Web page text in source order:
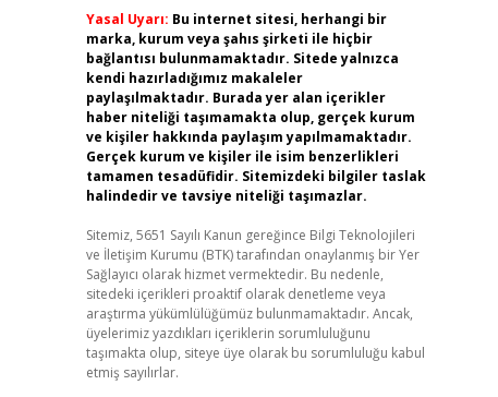
Yasal Uyarı: Bu internet sitesi, herhangi bir
marka, kurum veya şahıs şirketi ile hiçbir
bağlantısı bulunmamaktadır. Sitede yalnızca
kendi hazırladığımız makaleler
paylaşılmaktadır. Burada yer alan içerikler
haber niteliği taşımamakta olup, gerçek kurum
ve kişiler hakkında paylaşım yapılmamaktadır.
Gerçek kurum ve kişiler ile isim benzerlikleri
tamamen tesadüfidir. Sitemizdeki bilgiler taslak
halindedir ve tavsiye niteliği taşımazlar.
Sitemiz, 5651 Sayılı Kanun gereğince Bilgi Teknolojileri
ve İletişim Kurumu (BTK) tarafından onaylanmış bir Yer
Sağlayıcı olarak hizmet vermektedir. Bu nedenle,
sitedeki içerikleri proaktif olarak denetleme veya
araştırma yükümlülüğümüz bulunmamaktadır. Ancak,
üyelerimiz yazdıkları içeriklerin sorumluluğunu
taşımakta olup, siteye üye olarak bu sorumluluğu kabul
etmiş sayılırlar.